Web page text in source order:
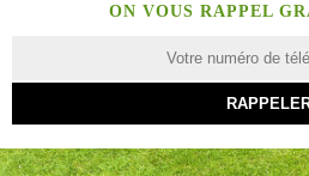
ON VOUS RAPPEL